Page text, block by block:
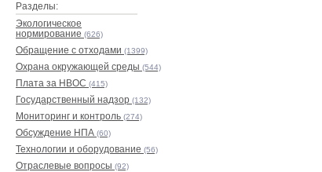
Разделы:
Экологическое
нормирование (626)
Обращение с отходами (1399)
Охрана окружающей среды (544)
Плата за НВОС (415)
Государственный надзор (132)
Мониторинг и контроль (274)
Обсуждение НПА (60)
Технологии и оборудование (56)
Отраслевые вопросы (92)